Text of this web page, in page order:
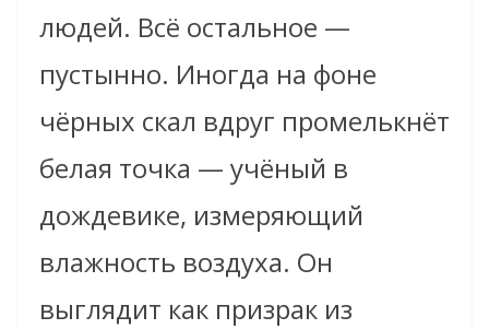
людей. Всё остальное —
пустынно. Иногда на фоне
чёрных скал вдруг промелькнёт
белая точка — учёный в
дождевике, измеряющий
влажность воздуха. Он
выглядит как призрак из